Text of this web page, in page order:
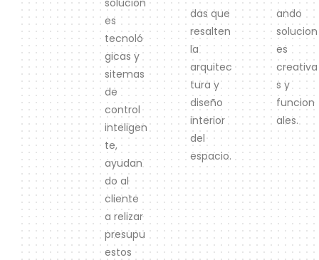
es
tecnoló
gicas y
sitemas
de
control
inteligen
te,
ayudan
do al
cliente
a relizar
presupu
estos
das que
resalten
la
arquitec
tura y
diseño
interior
del
espacio.
ando
solucion
es
creativa
s y
funcion
ales.